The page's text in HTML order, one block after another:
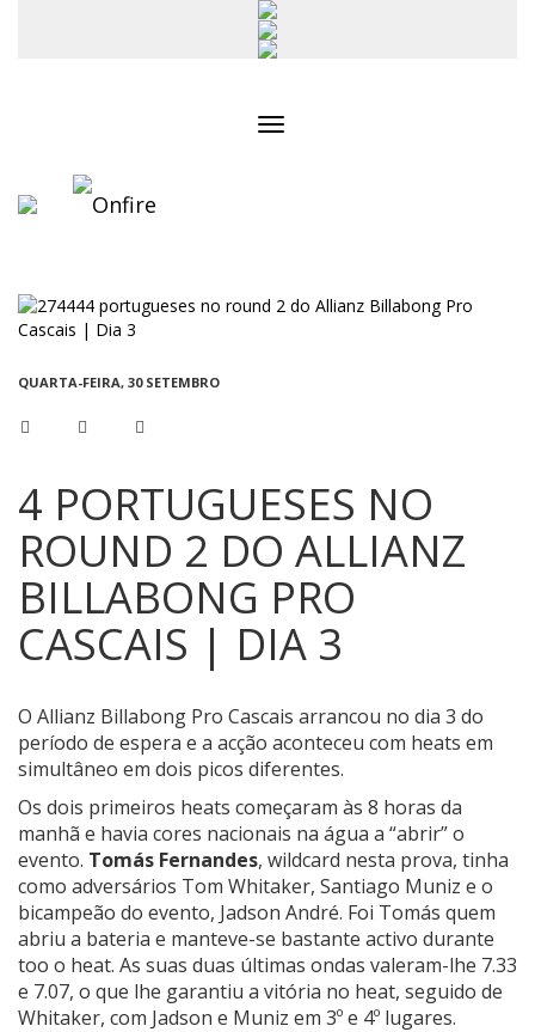
QUARTA-FEIRA, 30 SETEMBRO
4 PORTUGUESES NO
ROUND 2 DO ALLIANZ
BILLABONG PRO
CASCAIS | DIA 3
O Allianz Billabong Pro Cascais arrancou no dia 3 do
período de espera e a acção aconteceu com heats em
simultâneo em dois picos diferentes.
Os dois primeiros heats começaram às 8 horas da
manhã e havia cores nacionais na água a “abrir” o
evento. Tomás Fernandes, wildcard nesta prova, tinha
como adversários Tom Whitaker, Santiago Muniz e o
bicampeão do evento, Jadson André. Foi Tomás quem
abriu a bateria e manteve-se bastante activo durante
too o heat. As suas duas últimas ondas valeram-lhe 7.33
e 7.07, o que lhe garantiu a vitória no heat, seguido de
Whitaker, com Jadson e Muniz em 3º e 4º lugares.